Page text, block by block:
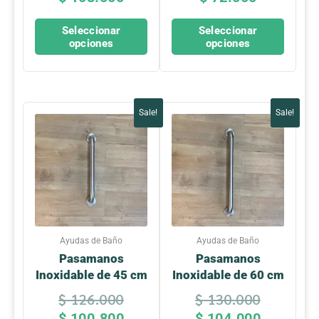
Seleccionar
opciones
producto
Seleccionar
opciones
producto
Sale!
Ayudas de Baño
Pasamanos
Inoxidable de 45 cm
$126.000
Original
price
was:
$ 126.000.
Current
price
is:
$ 100.800.
Sale!
Ayudas de Baño
Pasamanos
Inoxidable de 60 cm
$130.000
Original
price
was:
$
Current
price
is:
$